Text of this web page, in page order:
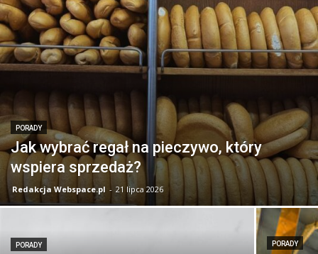
PORADY
Jak wybrać regał na pieczywo, który
wspiera sprzedaż?
Redakcja Webspace.pl - 21 lipca 2026
PORADY PORADY